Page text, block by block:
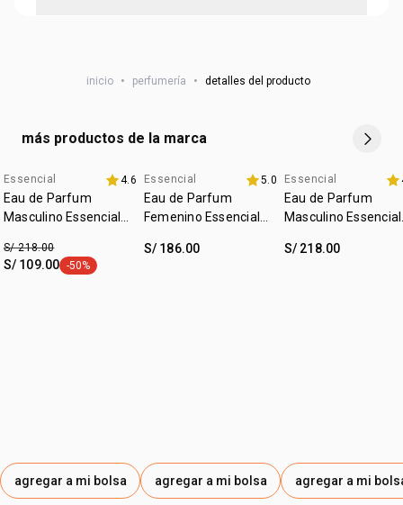
inicio • perfumería • detalles del producto
más productos de la marca
fecha dupla
Essencial 4.6
Eau de Parfum
Masculino Essencial
S/ 218.00
S/ 109.00 etiqueta -50%
-50%
agregar a mi bolsa
hasta 40% off
Essencial 5.0
Eau de Parfum
Femenino Essencial
S/ 186.00
agregar a mi bolsa
hasta 40% off
Essencial
Eau de Parfum
Masculino Essencial
S/ 218.00
agregar a mi